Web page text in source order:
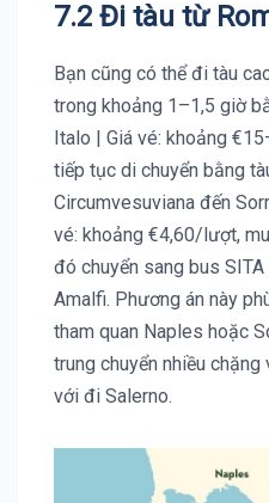
7.2 Đi tàu từ
Bạn cũng có thể đi tàu
trong khoảng 1–1,5 giờ
Italo | Giá vé: khoảng
tiếp tục di chuyển bằng
Circumvesuviana đến
vé: khoảng €4,60/lượt,
đó chuyển sang bus
Amalfi. Phương án này
tham quan Naples hoặc
trung chuyển nhiều
với đi Salerno.